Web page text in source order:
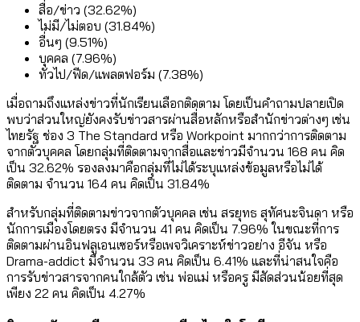
สื่อ/ข่าว (32.62%)
ไม่มี/ไม่ตอบ (31.84%)
อื่นๆ (9.51%)
บุคคล (7.96%)
ทั่วไป/ฟีด/แพลตฟอร์ม (7.38%)
เมื่อถามถึงแหล่งข่าวที่นักเรียนเลือกติดตาม โดยเป็นคำถามปลายเปิด
พบว่าส่วนใหญ่ยังคงรับข่าวสารผ่านสื่อหลักหรือสำนักข่าวต่างๆ เช่น
ไทยรัฐ ช่อง 3 The Standard หรือ Workpoint มากกว่าการติดตาม
จากตัวบุคคล โดยกลุ่มที่ติดตามจากสื่อและข่าวมีจำนวน 168 คน คิด
เป็น 32.62% รองลงมาคือกลุ่มที่ไม่ได้ระบุแหล่งข้อมูลหรือไม่ได้
ติดตาม จำนวน 164 คน คิดเป็น 31.84%
สำหรับกลุ่มที่ติดตามข่าวจากตัวบุคคล เช่น สรยุทธ สุทัศนะจินดา หรือ
นักการเมืองโดยตรง มีจำนวน 41 คน คิดเป็น 7.96% ในขณะที่การ
ติดตามผ่านอินฟลูเอนเซอร์หรือเพจวิเคราะห์ข่าวอย่าง อีจัน หรือ
Drama-addict มีจำนวน 33 คน คิดเป็น 6.41% และที่น่าสนใจคือ
การรับข่าวสารจากคนใกล้ตัว เช่น พ่อแม่ หรือครู มีสัดส่วนน้อยที่สุด
เพียง 22 คน คิดเป็น 4.27%